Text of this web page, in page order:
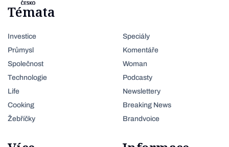
Témata
Investice
Průmysl
Společnost
Technologie
Life
Cooking
Žebříčky
Speciály
Komentáře
Woman
Podcasty
Newslettery
Breaking News
Brandvoice